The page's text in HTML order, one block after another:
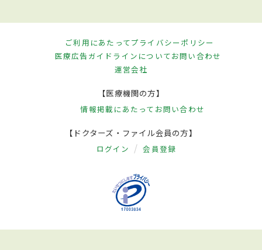
ご利用にあたってプライバシーポリシー
医療広告ガイドラインについてお問い合わせ
運営会社
【医療機関の方】
情報掲載にあたって お問い合わせ
【ドクターズ・ファイル会員の方】
ログイン 会員登録